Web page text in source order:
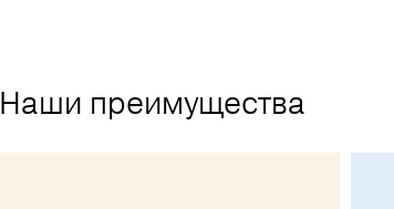
Наши преимущества